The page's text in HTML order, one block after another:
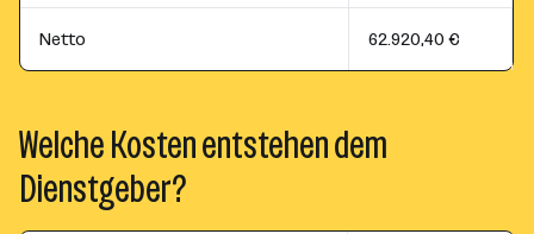
Netto 62.920,40 €
Welche Kosten entstehen dem
Dienstgeber?